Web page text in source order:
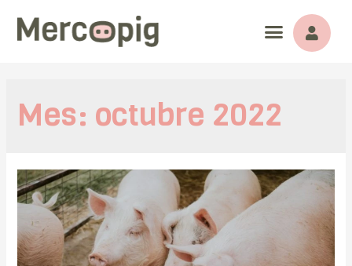
Mes: octubre 2022